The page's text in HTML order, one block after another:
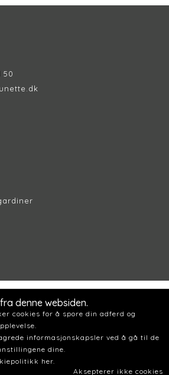
50
denne websiden.
cookies for å spore din adferd og
informasjonskapsler ved å gå til de
dine.
her.
Aksepterer ikke cookies